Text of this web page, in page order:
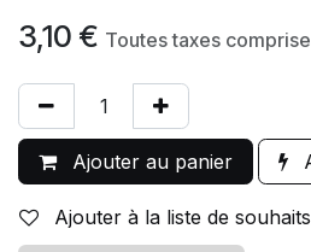
3,10 € Toutes taxes
Ajouter au panier
Ajouter à la liste de souhaits